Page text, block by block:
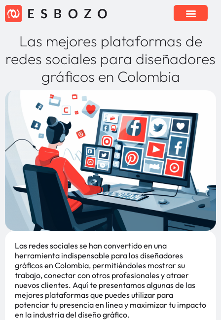
Las mejores plataformas de
redes sociales para diseñadores
gráficos en Colombia
Las redes sociales se han convertido en una
herramienta indispensable para los diseñadores
gráficos en Colombia, permitiéndoles mostrar su
trabajo, conectar con otros profesionales y atraer
nuevos clientes. Aquí te presentamos algunas de las
mejores plataformas que puedes utilizar para
potenciar tu presencia en línea y maximizar tu impacto
en la industria del diseño gráfico.